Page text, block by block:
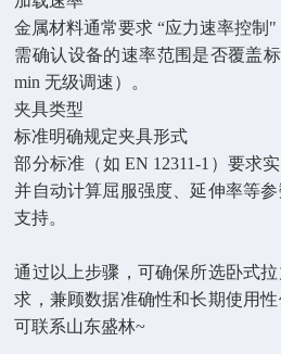
金属材料通常要求 “应力速率控制"
需确认设备的速率范围是否覆盖
min 无级调速）。
夹具类型
标准明确规定夹具形式
部分标准（如 EN 12311-1）要求
并自动计算屈服强度、延伸率等
支持。
通过以上步骤，可确保所选卧式
求，兼顾数据准确性和长期使用
可联系山东盛林~